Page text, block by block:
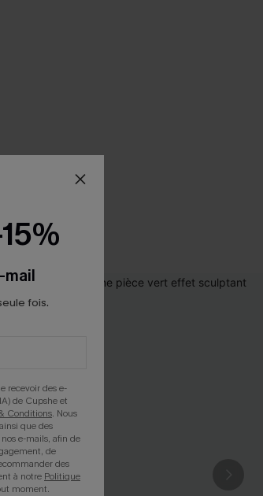
mail
fois.
recevoir des e-
de Cupshe et
Conditions. Nous
que des
e-mails, afin de
de
des
à notre Politique
moment.